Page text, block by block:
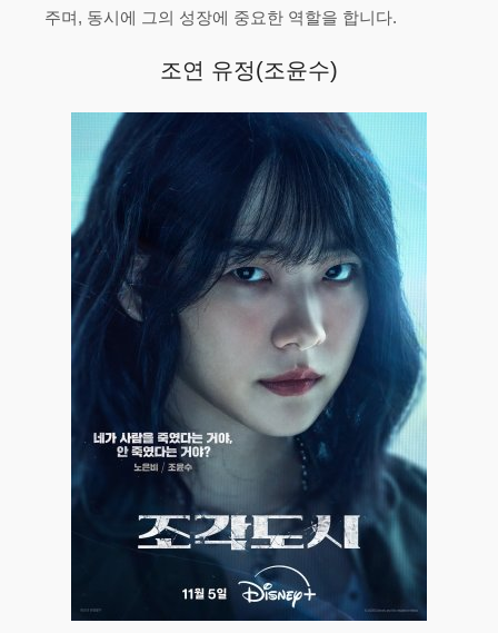
주며, 동시에 그의 성장에 중요한 역할을 합니다.
조연 유정(조윤수)